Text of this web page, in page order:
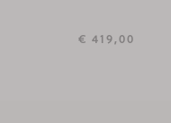
€ 419,00